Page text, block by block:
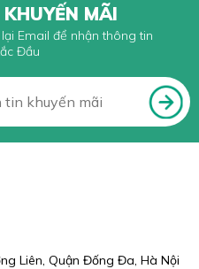
MÃI
Email để nhận thông tin
Đầu
Liên, Quận Đống Đa, Hà Nội